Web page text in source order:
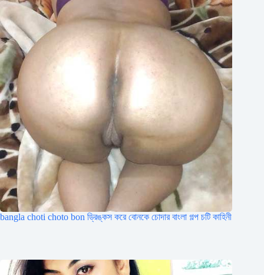
bangla choti choto bon ড্রিঙ্কস করে বোনকে চোদার বাংলা গল্প চটি কাহিনী